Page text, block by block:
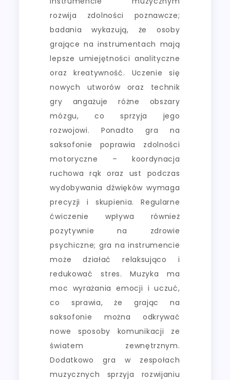
rozwija zdolności poznawcze;
badania wykazują, że osoby
grające na instrumentach mają
lepsze umiejętności analityczne
oraz kreatywność. Uczenie się
nowych utworów oraz technik
gry angażuje różne obszary
mózgu, co sprzyja jego
rozwojowi. Ponadto gra na
saksofonie poprawia zdolności
motoryczne – koordynacja
ruchowa rąk oraz ust podczas
wydobywania dźwięków wymaga
precyzji i skupienia. Regularne
ćwiczenie wpływa również
pozytywnie na zdrowie
psychiczne; gra na instrumencie
może działać relaksująco i
redukować stres. Muzyka ma
moc wyrażania emocji i uczuć,
co sprawia, że grając na
saksofonie można odkrywać
nowe sposoby komunikacji ze
światem zewnętrznym.
Dodatkowo gra w zespołach
muzycznych sprzyja rozwijaniu